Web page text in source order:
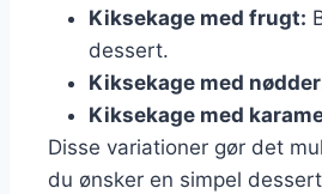
Kiksekage med frugt:
dessert.
Kiksekage med
Kiksekage med
Disse variationer gør det
du ønsker en simpel